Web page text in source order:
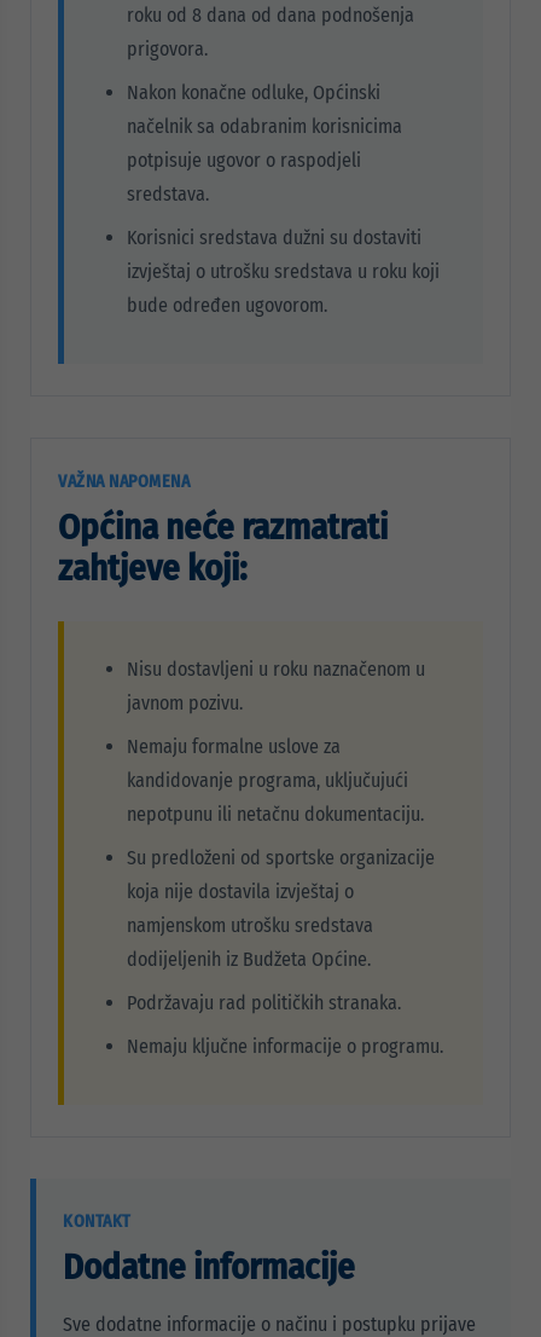
roku od 8 dana od dana podnošenja
prigovora.
Nakon konačne odluke, Općinski
načelnik sa odabranim korisnicima
potpisuje ugovor o raspodjeli
sredstava.
Korisnici sredstava dužni su dostaviti
izvještaj o utrošku sredstava u roku koji
bude određen ugovorom.
VAŽNA NAPOMENA
Općina neće razmatrati
zahtjeve koji:
Nisu dostavljeni u roku naznačenom u
javnom pozivu.
Nemaju formalne uslove za
kandidovanje programa, uključujući
nepotpunu ili netačnu dokumentaciju.
Su predloženi od sportske organizacije
koja nije dostavila izvještaj o
namjenskom utrošku sredstava
dodijeljenih iz Budžeta Općine.
Podržavaju rad političkih stranaka.
Nemaju ključne informacije o programu.
KONTAKT
Dodatne informacije
Sve dodatne informacije o načinu i postupku prijave